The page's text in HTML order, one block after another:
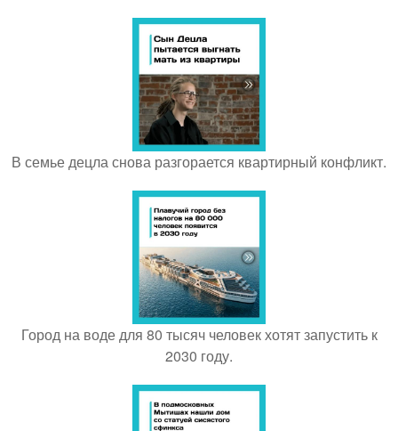
В семье децла снова разгорается квартирный конфликт.
Город на воде для 80 тысяч человек хотят запустить к
2030 году.